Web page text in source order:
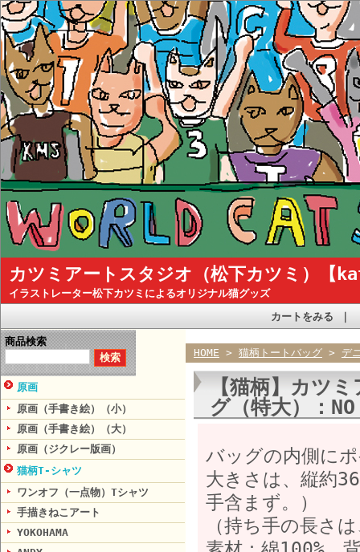
カツミアートスタジオ（松下カツミ）
イラストレーター松下カツミによるオリジナル猫グッズ
カートをみる
商品検索
原画
原画（手書き絵）（小）
原画（手書き絵）（大）
原画（ジクレー版画）
猫柄T-シャツ
ワンオフ（一点物）Tシャツ
手描きねこアート
YOKOHAMA
HOME > 猫柄トートバッグ > デ
【猫柄】カツ
グ（特大）：
バッグの内側に
大きさは、縦約
手含まず。）
（持ち手の長さ